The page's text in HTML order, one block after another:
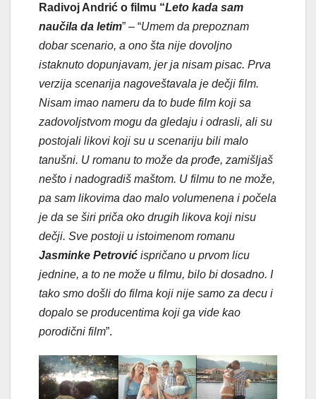
Radivoj Andrić o filmu “Leto kada sam
naučila da letim” – “Umem da prepoznam
dobar scenario, a ono šta nije dovoljno
istaknuto dopunjavam, jer ja nisam pisac. Prva
verzija scenarija nagoveštavala je dečji film.
Nisam imao nameru da to bude film koji sa
zadovoljstvom mogu da gledaju i odrasli, ali su
postojali likovi koji su u scenariju bili malo
tanušni. U romanu to može da prođe, zamišljaš
nešto i nadogradiš maštom. U filmu to ne može,
pa sam likovima dao malo volumenena i počela
je da se širi priča oko drugih likova koji nisu
dečji. Sve postoji u istoimenom romanu
Jasminke Petrović ispričano u prvom licu
jednine, a to ne može u filmu, bilo bi dosadno. I
tako smo došli do filma koji nije samo za decu i
dopalo se producentima koji ga vide kao
porodični film”.